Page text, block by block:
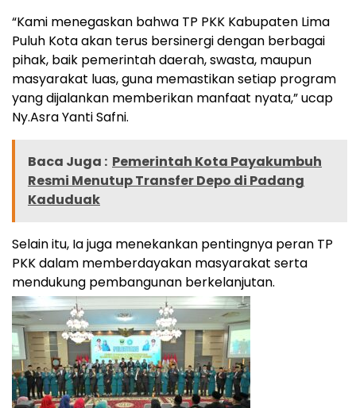
“Kami menegaskan bahwa TP PKK Kabupaten Lima
Puluh Kota akan terus bersinergi dengan berbagai
pihak, baik pemerintah daerah, swasta, maupun
masyarakat luas, guna memastikan setiap program
yang dijalankan memberikan manfaat nyata,” ucap
Ny.Asra Yanti Safni.
Baca Juga : Pemerintah Kota Payakumbuh
Resmi Menutup Transfer Depo di Padang
Kaduduak
Selain itu, Ia juga menekankan pentingnya peran TP
PKK dalam memberdayakan masyarakat serta
mendukung pembangunan berkelanjutan.